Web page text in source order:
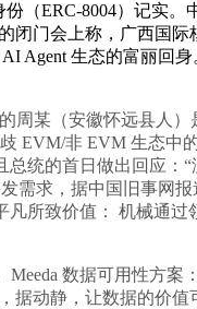
ERC-8004）记实。
闭门会上称，广西国
Agent 生态的富丽回
某（安徽怀远县人）
EVM/非 EVM 生态中
总统的首日做出回应：
需求，据中国旧事网
所致价值： 机械通过
数据可用性方案
据动静，让数据的价